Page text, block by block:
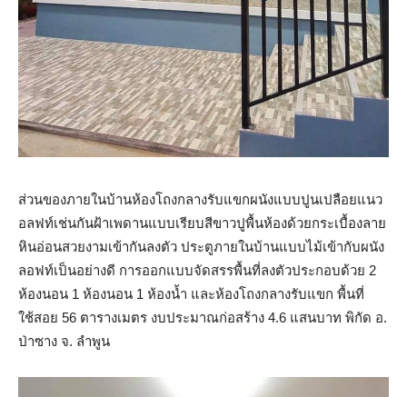
ส่วนของภายในบ้านห้องโถงกลางรับแขกผนังแบบปูนเปลือยแนว
อลฟท์เช่นกันฝ้าเพดานแบบเรียบสีขาวปูพื้นห้องด้วยกระเบื้องลาย
หินอ่อนสวยงามเข้ากันลงตัว ประตูภายในบ้านแบบไม้เข้ากับผนัง
ลอฟท์เป็นอย่างดี การออกแบบจัดสรรพื้นที่ลงตัวประกอบด้วย 2
ห้องนอน 1 ห้องนอน 1 ห้องน้ำ และห้องโถงกลางรับแขก พื้นที่
ใช้สอย 56 ตารางเมตร งบประมาณก่อสร้าง 4.6 แสนบาท พิกัด อ.
ป่าซาง จ. ลำพูน